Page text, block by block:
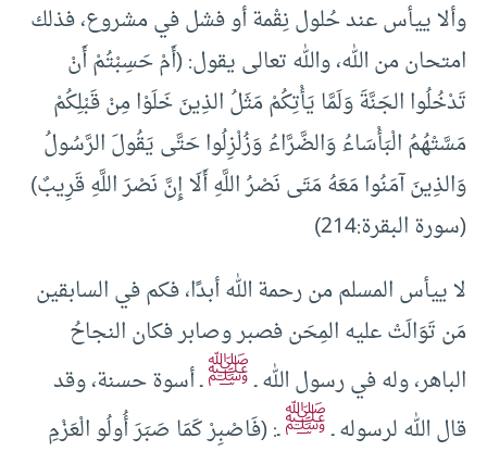
وألا ييأس عند حُلول نِقْمة أو فشل في مشروع، فذلك
امتحان من الله، والله تعالى يقول: (أَمْ حَسِبْتُمْ أَنْ
تَدْخُلُوا الجَنَّةَ وَلَمَّا يَأْتِكُمْ مَثَلُ الذِينَ خَلَوْا مِنْ قَبْلِكُمْ
مَسَّتْهُمُ الْبَأْسَاءُ وَالضَّرَّاءُ وَزُلْزِلُوا حَتَّى يَقُولَ الرَّسُولُ
وَالذِينَ آمَنُوا مَعَهُ مَتَى نَصْرُ اللَّهِ أَلَا إِنَّ نَصْرَ اللَّهِ قَرِيبٌ)
(سورة البقرة:214)
لا ييأس المسلم من رحمة الله أبدًا، فكم في السابقين
مَن تَوَالَتْ عليه المِحَن فصبر وصابر فكان النجاحُ
الباهر، وله في رسول الله ـﷺـ أسوة حسنة، وقد
قال الله لرسوله ـﷺـ: (فَاصْبِرْ كَمَا صَبَرَ أُولُو الْعَزْمِ